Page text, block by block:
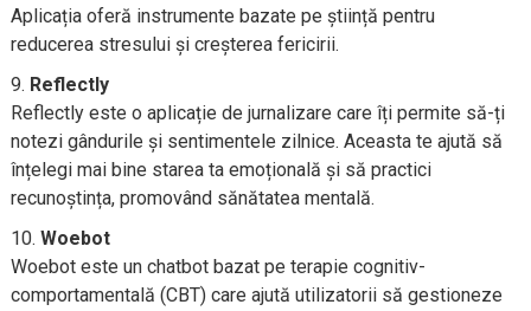
Aplicația oferă instrumente bazate pe știință pentru
reducerea stresului și creșterea fericirii.
Reflectly
Reflectly este o aplicație de jurnalizare care îți permite să-ți
notezi gândurile și sentimentele zilnice. Aceasta te ajută să
înțelegi mai bine starea ta emoțională și să practici
recunoștința, promovând sănătatea mentală.
Woebot
Woebot este un chatbot bazat pe terapie cognitiv-
comportamentală (CBT) care ajută utilizatorii să gestioneze